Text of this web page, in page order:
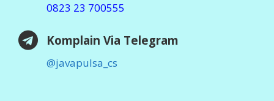
0823 23 700555
Komplain Via Telegram
@javapulsa_cs